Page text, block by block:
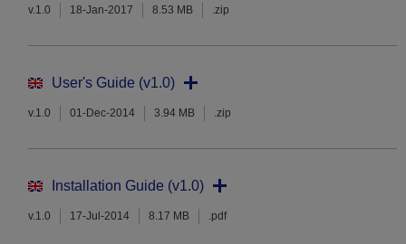
v.1.0 18-Jan-2017 8.53 MB .zip
User's Guide (v1.0)
v.1.0 01-Dec-2014 3.94 MB .zip
Installation Guide (v1.0)
v.1.0 17-Jul-2014 8.17 MB .pdf